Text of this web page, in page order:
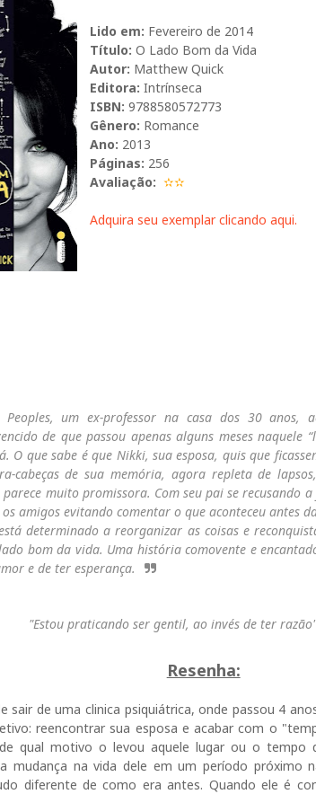
Lido em: Fevereiro de 2014
Título: O Lado Bom da Vida
Autor: Matthew Quick
Editora: Intrínseca
ISBN: 9788580572773
Gênero: Romance
Ano: 2013
Páginas: 256
Avaliação: ✫✫
Adquira seu exemplar clicando aqui.
Peoples, um ex-professor na casa dos 30 anos,
de que passou apenas alguns meses naquele
O que sabe é que Nikki, sua esposa, quis que
cabeças de sua memória, agora repleta de
muito promissora. Com seu pai se recusando
amigos evitando comentar o que aconteceu antes
determinado a reorganizar as coisas e
bom da vida. Uma história comovente e
e de ter esperança.
ser gentil, ao invés de ter razão"
Resenha:
sair de uma clinica psiquiátrica, onde passou 4
reencontrar sua esposa e acabar com o
qual motivo o levou aquele lugar ou o tempo
mudança na vida dele em um período próximo
diferente de como era antes. Quando ele é